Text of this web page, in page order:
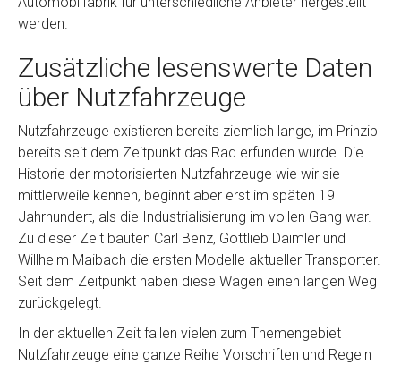
werden.
Zusätzliche lesenswerte Daten
über Nutzfahrzeuge
Nutzfahrzeuge existieren bereits ziemlich lange, im Prinzip
bereits seit dem Zeitpunkt das Rad erfunden wurde. Die
Historie der motorisierten Nutzfahrzeuge wie wir sie
mittlerweile kennen, beginnt aber erst im späten 19
Jahrhundert, als die Industrialisierung im vollen Gang war.
Zu dieser Zeit bauten Carl Benz, Gottlieb Daimler und
Willhelm Maibach die ersten Modelle aktueller Transporter.
Seit dem Zeitpunkt haben diese Wagen einen langen Weg
zurückgelegt.
In der aktuellen Zeit fallen vielen zum Themengebiet
Nutzfahrzeuge eine ganze Reihe Vorschriften und Regeln